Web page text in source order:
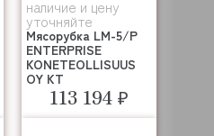
наличие и цену
уточняйте
Мясорубка LM-5/P
ENTERPRISE
KONETEOLLISUUS
OY KT
113 194 ₽